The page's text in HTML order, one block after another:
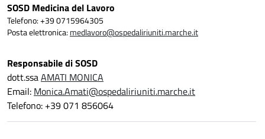
SOSD Medicina del Lavoro
Telefono: +39 0715964305
Posta elettronica: medlavoro@ospedaliriuniti.marche.it
Responsabile di SOSD
dott.ssaAMATI MONICA
Email: Monica.Amati@ospedaliriuniti.marche.it
Telefono: +39 071 856064